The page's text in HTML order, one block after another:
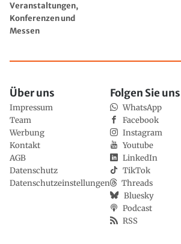
Veranstaltungen,
Konferenzen und
Messen
Über uns
Impressum
Team
Werbung
Kontakt
AGB
Datenschutz
Datenschutzeinstellungen
Folgen Sie uns
WhatsApp
Facebook
Instagram
Youtube
LinkedIn
TikTok
Threads
Bluesky
Podcast
RSS